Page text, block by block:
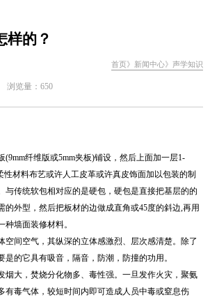
样的？
首页》 新闻中心》 声学知识
浏览量：650
(9mm纤维版或5mm夹板)铺设，然后上面加一层1-
性材料布艺或许人工皮革或许真皮饰面加以包装的制
与传统软包相对应的是硬包，硬包是直接把基层的的
的外型，然后把板材的边做成直角或45度的斜边,再用
墙面装修材料。
空间空气，其纵深的立体感激烈、层次感清楚。除了
是的它具有吸音，隔音，防潮，防撞的功用。
烟大，焚烧分化物多、毒性强。一旦发作火灾，聚氨
有毒气体，较短时间内即可造成人员中毒或窒息伤